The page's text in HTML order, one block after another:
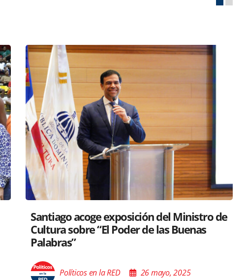
RD y Perú colaboran para proyectar su
gastronomía a nivel global